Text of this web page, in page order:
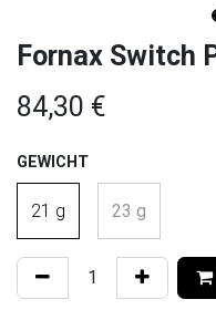
Fornax Switch
84,30 €
GEWICHT
21 g 23 g